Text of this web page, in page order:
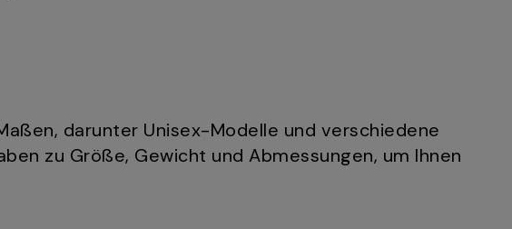
darunter Unisex-Modelle und verschiedene
zu Größe, Gewicht und Abmessungen, um Ihnen